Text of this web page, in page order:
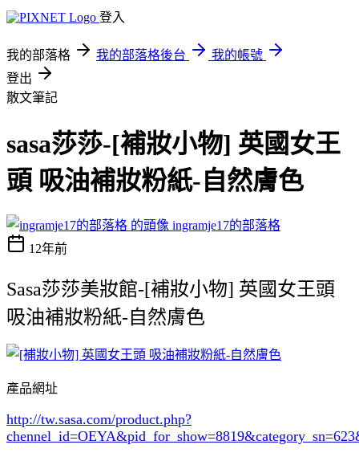
登入
我的部落格 我的部落格後台
我的帳號
登出
散文筆記
sasa莎莎-[補妝小物] 英國女王
頭 吸油補妝粉紙-自然膚色
ingramje17的部落格
12年前
Sasa莎莎美妝館-[補妝小物] 英國女王頭
吸油補妝粉紙-自然膚色
產品網址
http://tw.sasa.com/product.php?
chennel_id=OEYA&pid_for_show=8819&category_sn=623